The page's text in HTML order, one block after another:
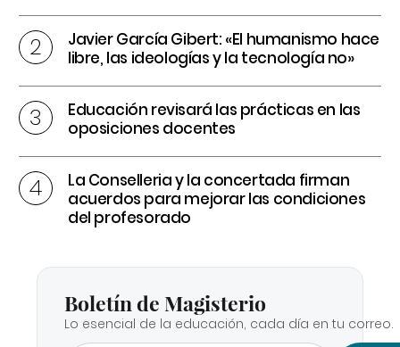
Javier García Gibert: «El humanismo hace
libre, las ideologías y la tecnología no»
Educación revisará las prácticas en las
oposiciones docentes
La Conselleria y la concertada firman
acuerdos para mejorar las condiciones
del profesorado
Boletín de Magisterio
Lo esencial de la educación, cada día en tu correo.